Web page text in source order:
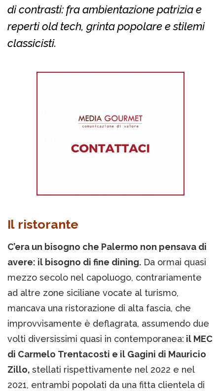
di contrasti: fra ambientazione patrizia e
reperti old tech, grinta popolare e stilemi
classicisti.
Il ristorante
C’era un bisogno che Palermo non pensava di
avere: il bisogno di fine dining. Da ormai quasi
mezzo secolo nel capoluogo, contrariamente
ad altre zone siciliane vocate al turismo,
mancava una ristorazione di alta fascia, che
improvvisamente è deflagrata, assumendo due
volti diversissimi quasi in contemporanea: il MEC
di Carmelo Trentacosti e il Gagini di Mauricio
Zillo, stellati rispettivamente nel 2022 e nel
2021, entrambi popolati da una fitta clientela di